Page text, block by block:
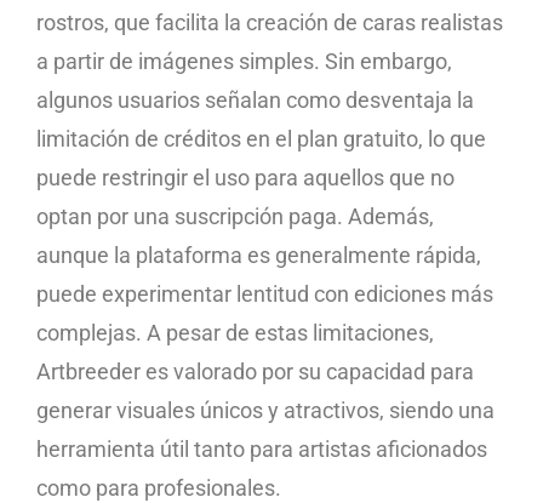
rostros, que facilita la creación de caras realistas
a partir de imágenes simples. Sin embargo,
algunos usuarios señalan como desventaja la
limitación de créditos en el plan gratuito, lo que
puede restringir el uso para aquellos que no
optan por una suscripción paga. Además,
aunque la plataforma es generalmente rápida,
puede experimentar lentitud con ediciones más
complejas. A pesar de estas limitaciones,
Artbreeder es valorado por su capacidad para
generar visuales únicos y atractivos, siendo una
herramienta útil tanto para artistas aficionados
como para profesionales.